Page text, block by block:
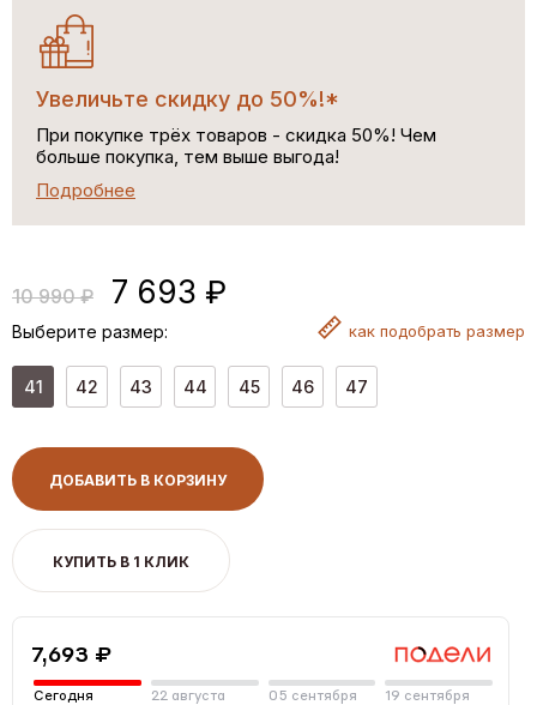
Увеличьте скидку до 50%!*
При покупке трёх товаров - скидка 50%! Чем
больше покупка, тем выше выгода!
Подробнее
10 990 ₽ 7 693 ₽
Выберите размер: как подобрать размер
41 42 43 44 45 46 47
ДОБАВИТЬ В КОРЗИНУ
КУПИТЬ В 1 КЛИК
7,693 ₽
Сегодня 22 августа 05 сентября 19 сентября